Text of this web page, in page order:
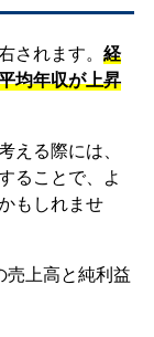
されます。 経
均年収が上昇
える際には、
ることで、よ
もしれませ
売上高と純利益